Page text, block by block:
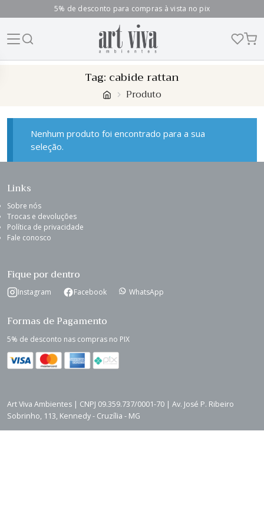
5% de desconto para compras à vista no pix
Tag: cabide rattan
Produto
Nenhum produto foi encontrado para a sua
seleção.
Links
Sobre nós
Trocas e devoluções
Política de privacidade
Fale conosco
Fique por dentro
Instagram Facebook WhatsApp
Formas de Pagamento
5% de desconto nas compras no PIX
Art Viva Ambientes | CNPJ 09.359.737/0001-70 | Av. José P. Ribeiro
Sobrinho, 113, Kennedy - Cruzília - MG